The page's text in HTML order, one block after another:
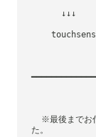
      ↓↓↓
た。